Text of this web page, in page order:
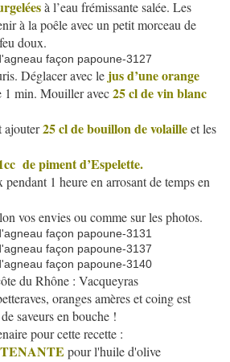
à l’eau frémissante salée. Les
à la poêle avec un petit morceau de
doux.
Déglacer avec le jus d’une orange
1 min. Mouiller avec25 cl de vin blanc
ajouter25 cl de bouillon de volailleet les
de piment d’Espelette.
1 heure en arrosant de temps en
vos envies ou comme sur les photos.
du Rhône : Vacqueyras
oranges amères et coing est
saveurs en bouche !
pour cette recette :
pour l'huile d'olive